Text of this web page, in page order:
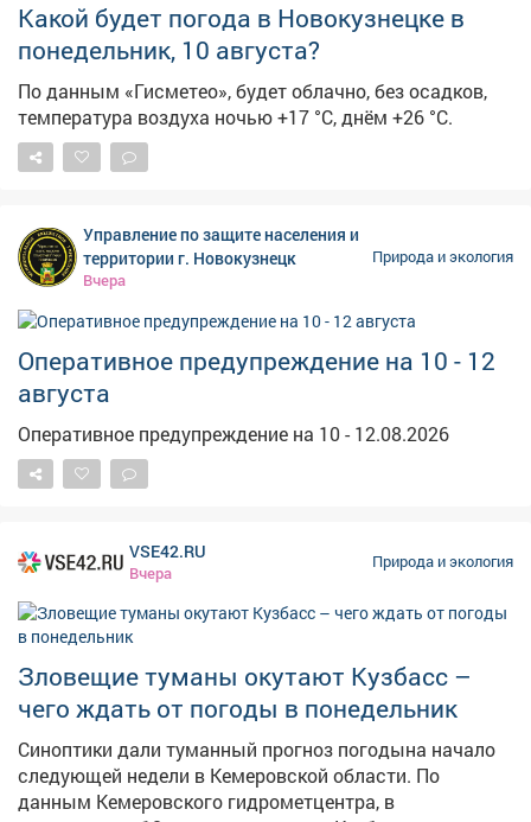
Какой будет погода в Новокузнецке в
понедельник, 10 августа?
По данным «Гисметео», будет облачно, без осадков,
температура воздуха ночью +17 °С, днём +26 °С.
Управление по защите населения и
территории г. Новокузнецк
Вчера
Природа и экология
Оперативное предупреждение на 10 - 12
августа
Оперативное предупреждение на 10 - 12.08.2026
VSE42.RU
Вчера
Природа и экология
Зловещие туманы окутают Кузбасс –
чего ждать от погоды в понедельник
Синоптики дали туманный прогноз погодына начало
следующей недели в Кемеровской области. По
данным Кемеровского гидрометцентра, в